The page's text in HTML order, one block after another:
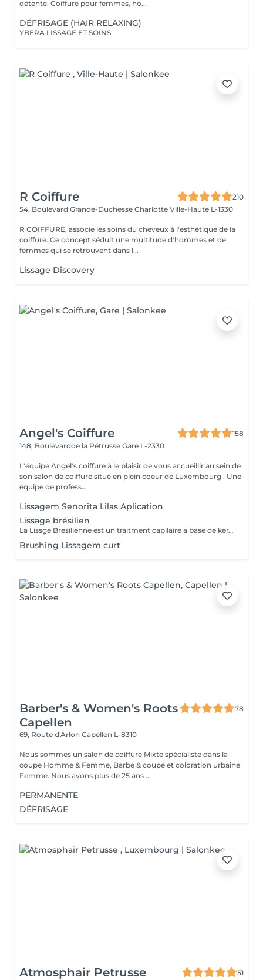
détente. Coiffure pour femmes, ho...
DÉFRISAGE (HAIR RELAXING)
YBERA LISSAGE ET SOINS
R Coiffure
210
54, Boulevard Grande-Duchesse Charlotte Ville-Haute L-1330
R COIFFURE, associe les soins du cheveux à l'esthétique de la
coiffure. Ce concept séduit une multitude d'hommes et de
femmes qui se retrouvent dans l...
Lissage Discovery
Angel's Coiffure
158
148, Boulevardde la Pétrusse Gare L-2330
L'équipe Angel's coiffure à le plaisir de vous accueillir au sein de
son salon de coiffure situé en plein coeur de Luxembourg . Une
équipe de profess...
Lissagem Senorita Lilas Aplication
Lissage brésilien
La Lissge Bresilienne est un traitment capilaire a base de keratine et collogene qui permrt de detendre les frosottis ,lisser les cheveux et leur donner de la brillance.Le resultat est des cheveux plus souples disciplines ,avec un effet lisse qui peut durer entre 3 a 6 mois,selon l entretien et les produits utilises.
Brushing Lissagem curt
Barber's & Women's Roots
Capellen
78
69, Route d'Arlon Capellen L-8310
Nous sommes un salon de coiffure Mixte spécialiste dans la
coupe Homme & Femme, Barbe & coupe et coloration urbaine
Femme. Nous avons plus de 25 ans ...
PERMANENTE
DÉFRISAGE
Atmosphair Petrusse
51